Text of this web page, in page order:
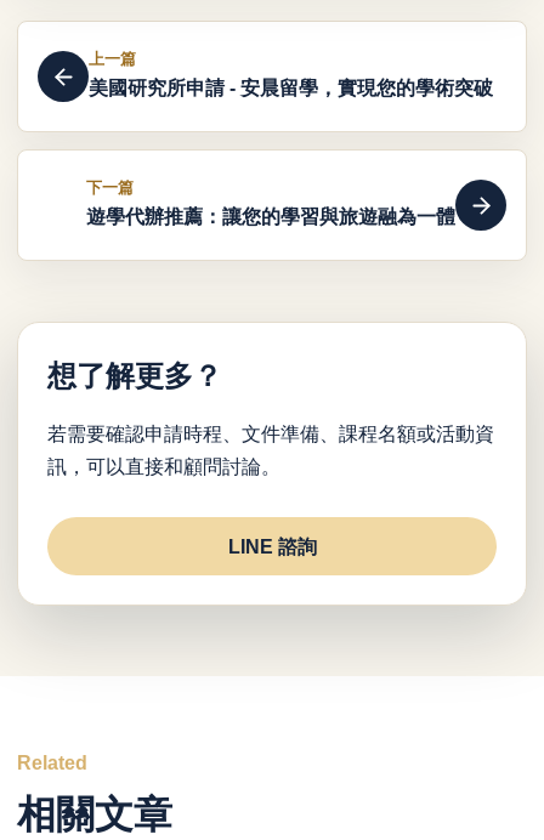
上一篇
美國研究所申請 - 安晨留學，實現您的學術突破
下一篇
遊學代辦推薦：讓您的學習與旅遊融為一體
想了解更多？
若需要確認申請時程、文件準備、課程名額或活動資
訊，可以直接和顧問討論。
LINE 諮詢
Related
相關文章